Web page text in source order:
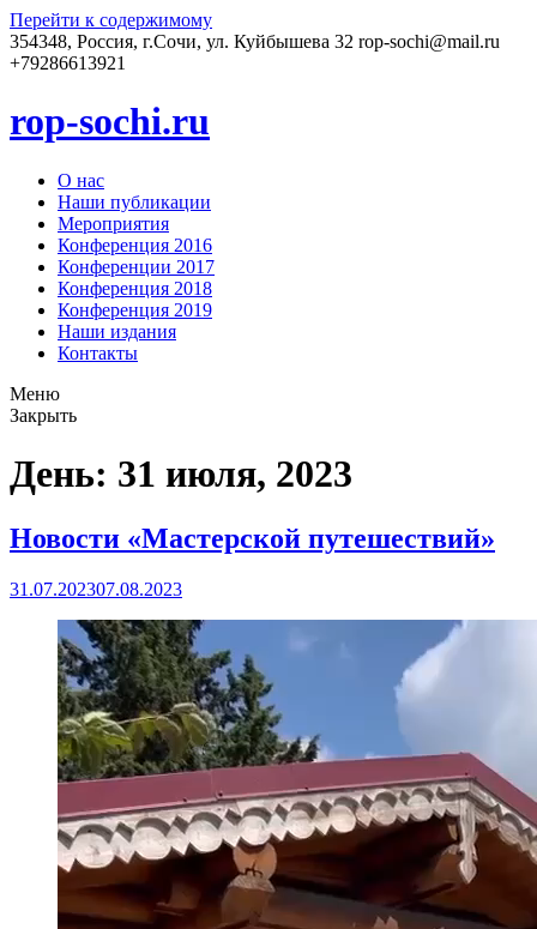
Перейти к содержимому
354348, Россия, г.Сочи, ул. Куйбышева 32 rop-sochi@mail.ru
+79286613921
rop-sochi.ru
О нас
Наши публикации
Мероприятия
Конференция 2016
Конференции 2017
Конференция 2018
Конференция 2019
Наши издания
Контакты
Меню
Закрыть
День: 31 июля, 2023
Новости «Мастерской путешествий»
31.07.202307.08.2023